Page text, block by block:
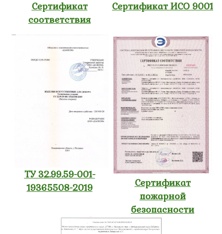
Сертификат
соответствия
Сертификат ИСО 9001
ТУ 32.99.59-001-
19365508-2019
Сертификат
пожарной
безопасности